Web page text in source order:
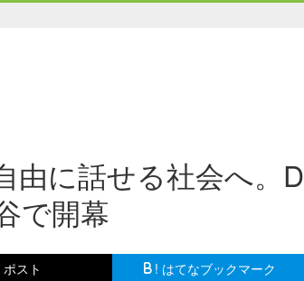
由に話せる社会へ。D
で開幕
ポスト ! はてなブックマーク